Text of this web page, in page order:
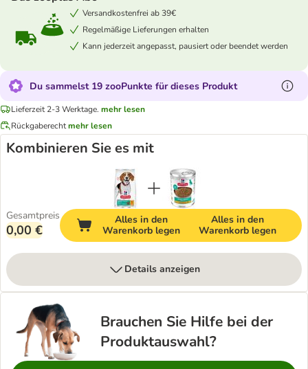
Versandkostenfrei ab 39€
Regelmäßige Lieferungen erhalten
Kann jederzeit angepasst, pausiert oder beendet werden
Du sammelst 19 zooPunkte für dieses Produkt
Lieferzeit 2-3 Werktage. mehr lesen
Rückgaberechtmehr lesen
Kombinieren Sie es mit
Gesamtpreis
0,00 €
Alles in den
Warenkorb legen
Alles in den
Warenkorb legen
Details anzeigen
Brauchen Sie Hilfe bei der
Produktauswahl?